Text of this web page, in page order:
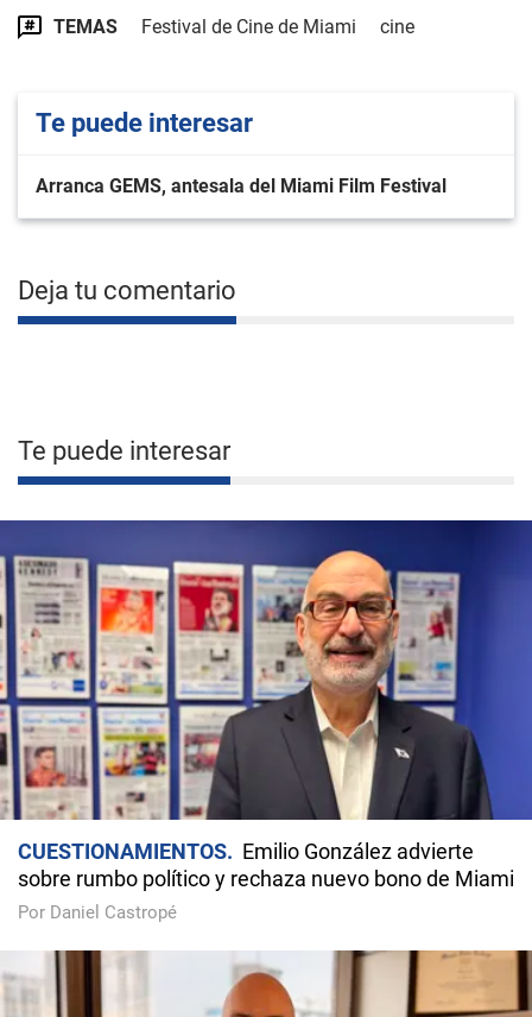
TEMAS Festival de Cine de Miami cine
Te puede interesar
Arranca GEMS, antesala del Miami Film Festival
Deja tu comentario
Te puede interesar
CUESTIONAMIENTOS
Emilio González advierte
sobre rumbo político y rechaza nuevo bono de Miami
Por Daniel Castropé